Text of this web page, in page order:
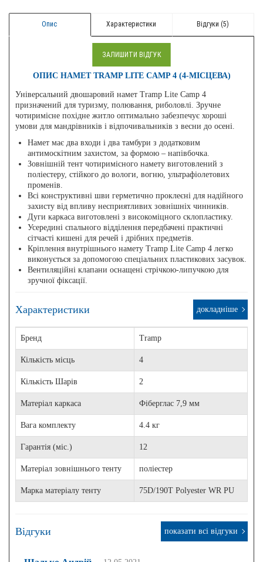
ЗАЛИШИТИ ВІДГУК
Опис Характеристики Відгуки (5)
ОПИС НАМЕТ TRAMP LITE CAMP 4 (4-МІСЦЕВА)
Універсальний двошаровий намет Tramp Lite Camp 4
призначений для туризму, полювання, риболовлі. Зручне
чотиримісне похідне житло оптимально забезпечує хороші
умови для мандрівників і відпочивальників з весни до осені.
Намет має два входи і два тамбури з додатковим
антимоскітним захистом, за формою – напівбочка.
Зовнішній тент чотиримісного намету виготовлений з
поліестеру, стійкого до вологи, вогню, ультрафіолетових
променів.
Всі конструктивні шви герметично проклеєні для надійного
захисту від впливу несприятливих зовнішніх чинників.
Дуги каркаса виготовлені з високоміцного склопластику.
Усередині спального відділення передбачені практичні
сітчасті кишені для речей і дрібних предметів.
Кріплення внутрішнього намету Tramp Lite Camp 4 легко
виконується за допомогою спеціальних пластикових засувок.
Вентиляційні клапани оснащені стрічкою-липучкою для
зручної фіксації.
Характеристики докладніше
Бренд Tramp
Кількість місць 4
Кількість Шарів 2
Матеріал каркаса Фіберглас 7,9 мм
Вага комплекту 4.4 кг
Гарантія (міс.) 12
Матеріал зовнішнього тенту поліестер
Марка матеріалу тенту 75D/190T Polyester WR PU
Відгуки показати всі відгуки